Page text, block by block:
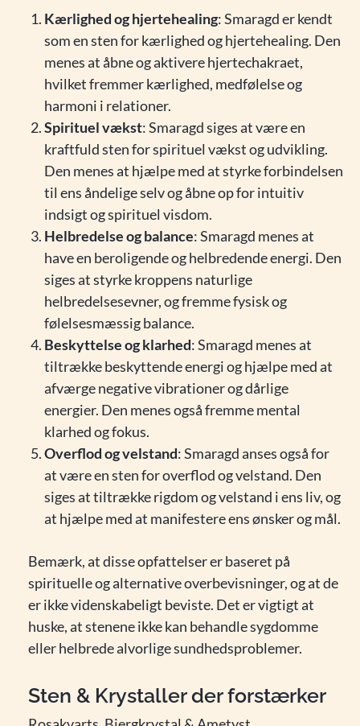
Kærlighed og hjertehealing: Smaragd er kendt
som en sten for kærlighed og hjertehealing. Den
menes at åbne og aktivere hjertechakraet,
hvilket fremmer kærlighed, medfølelse og
harmoni i relationer.
Spirituel vækst: Smaragd siges at være en
kraftfuld sten for spirituel vækst og udvikling.
Den menes at hjælpe med at styrke forbindelsen
til ens åndelige selv og åbne op for intuitiv
indsigt og spirituel visdom.
Helbredelse og balance: Smaragd menes at
have en beroligende og helbredende energi. Den
siges at styrke kroppens naturlige
helbredelsesevner, og fremme fysisk og
følelsesmæssig balance.
Beskyttelse og klarhed: Smaragd menes at
tiltrække beskyttende energi og hjælpe med at
afværge negative vibrationer og dårlige
energier. Den menes også fremme mental
klarhed og fokus.
Overflod og velstand: Smaragd anses også for
at være en sten for overflod og velstand. Den
siges at tiltrække rigdom og velstand i ens liv, og
at hjælpe med at manifestere ens ønsker og mål.
Bemærk, at disse opfattelser er baseret på
spirituelle og alternative overbevisninger, og at de
er ikke videnskabeligt beviste. Det er vigtigt at
huske, at stenene ikke kan behandle sygdomme
eller helbrede alvorlige sundhedsproblemer.
Sten & Krystaller der forstærker